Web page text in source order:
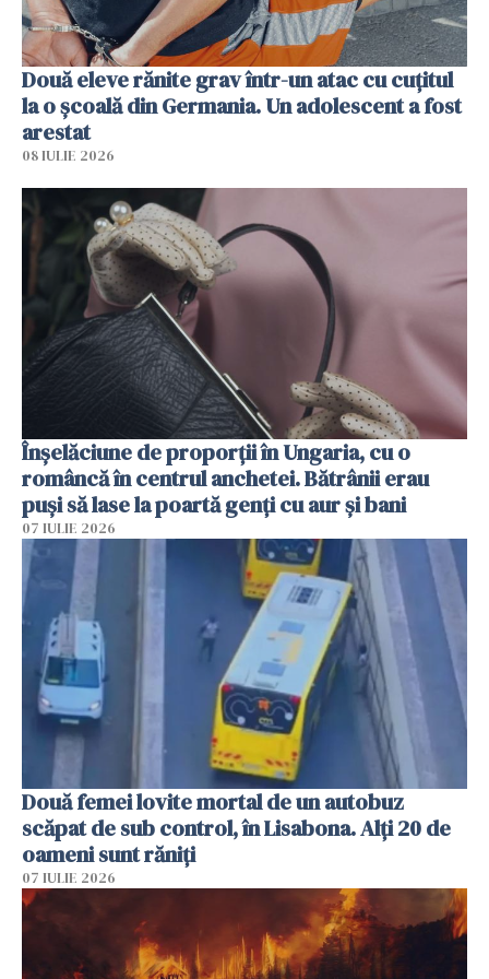
Două eleve rănite grav într-un atac cu cuțitul
la o școală din Germania. Un adolescent a fost
arestat
08 IULIE 2026
Înșelăciune de proporții în Ungaria, cu o
româncă în centrul anchetei. Bătrânii erau
puși să lase la poartă genți cu aur și bani
07 IULIE 2026
Două femei lovite mortal de un autobuz
scăpat de sub control, în Lisabona. Alți 20 de
oameni sunt răniți
07 IULIE 2026